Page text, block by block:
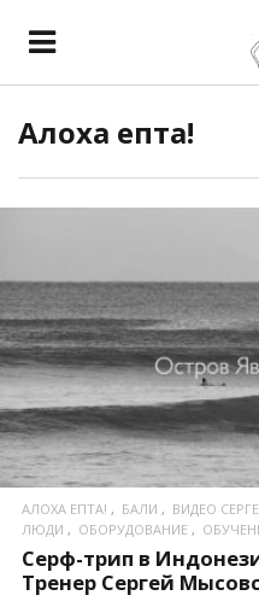
Алоха епта!
АЛОХА ЕПТА! БАЛИ ВИДЕО
ЛЮДИ
ОБОРУДОВАНИЕ
Серф-трип в
Тренер Сергей